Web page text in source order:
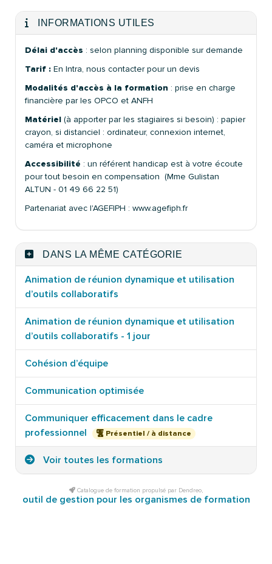
INFORMATIONS UTILES
Délai d'accès : selon planning disponible sur demande
Tarif : En Intra, nous contacter pour un devis
Modalités d'accès à la formation : prise en charge
financière par les OPCO et ANFH
Matériel (à apporter par les stagiaires si besoin) : papier
crayon, si distanciel : ordinateur, connexion internet,
caméra et microphone
Accessibilité : un référent handicap est à votre écoute
pour tout besoin en compensation (Mme Gulistan
ALTUN - 01 49 66 22 51)
Partenariat avec l'AGEFIPH : www.agefiph.fr
DANS LA MÊME CATÉGORIE
Animation de réunion dynamique et utilisation
d’outils collaboratifs
Animation de réunion dynamique et utilisation
d’outils collaboratifs - 1 jour
Cohésion d’équipe
Communication optimisée
Communiquer efficacement dans le cadre
professionnel
Présentiel / à distance
Voir toutes les formations
Catalogue de formation propulsé par Dendreo,
outil de gestion pour les organismes de formation